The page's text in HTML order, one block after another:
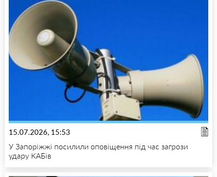
15.07.2026, 15:53
У Запоріжжі посилили оповіщення під час загрози
удару КАБів